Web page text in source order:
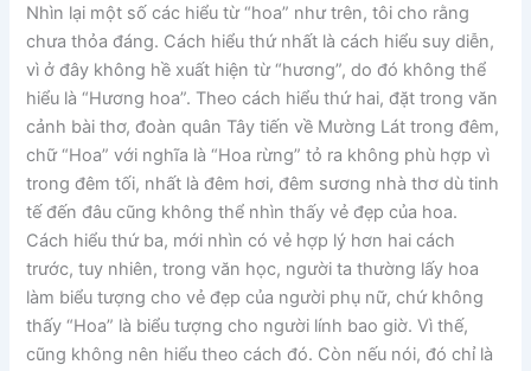
Nhìn lại một số các hiểu từ “hoa” như trên, tôi cho rằng
chưa thỏa đáng. Cách hiểu thứ nhất là cách hiểu suy diễn,
vì ở đây không hề xuất hiện từ “hương”, do đó không thể
hiểu là “Hương hoa”. Theo cách hiểu thứ hai, đặt trong văn
cảnh bài thơ, đoàn quân Tây tiến về Mường Lát trong đêm,
chữ “Hoa” với nghĩa là “Hoa rừng” tỏ ra không phù hợp vì
trong đêm tối, nhất là đêm hơi, đêm sương nhà thơ dù tinh
tế đến đâu cũng không thể nhìn thấy vẻ đẹp của hoa.
Cách hiểu thứ ba, mới nhìn có vẻ hợp lý hơn hai cách
trước, tuy nhiên, trong văn học, người ta thường lấy hoa
làm biểu tượng cho vẻ đẹp của người phụ nữ, chứ không
thấy “Hoa” là biểu tượng cho người lính bao giờ. Vì thế,
cũng không nên hiểu theo cách đó. Còn nếu nói, đó chỉ là